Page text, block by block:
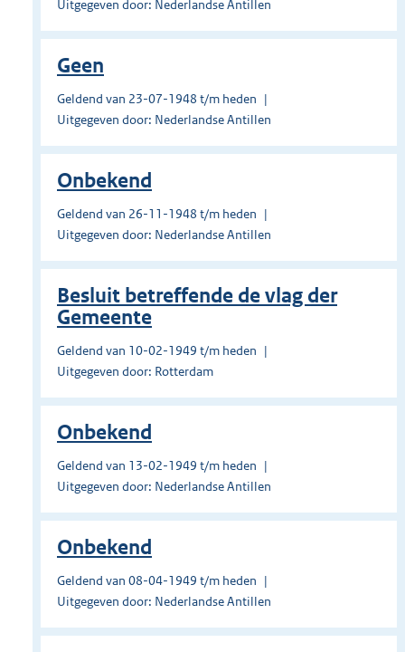
Uitgegeven door: Nederlandse Antillen
Geen
Geldend van 23-07-1948 t/m heden
Uitgegeven door: Nederlandse Antillen
Onbekend
Geldend van 26-11-1948 t/m heden
Uitgegeven door: Nederlandse Antillen
Besluit betreffende de vlag der
Gemeente
Geldend van 10-02-1949 t/m heden
Uitgegeven door: Rotterdam
Onbekend
Geldend van 13-02-1949 t/m heden
Uitgegeven door: Nederlandse Antillen
Onbekend
Geldend van 08-04-1949 t/m heden
Uitgegeven door: Nederlandse Antillen